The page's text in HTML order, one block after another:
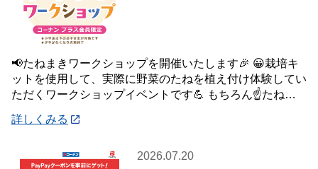
📢たねまきワークショップを開催いたします🎉 😀栽培キ
ットを使用して、実際に野菜のたねを植え付け体験してい
ただくワークショップイベントです💪 もちろん☝️たねを
詳しくみる
2026.07.20